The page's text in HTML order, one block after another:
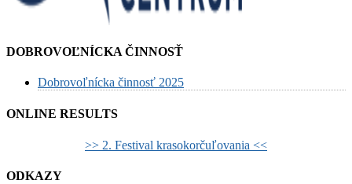
DOBROVOĽNÍCKA ČINNOSŤ
Dobrovoľnícka činnosť 2025
ONLINE RESULTS
>> 2. Festival krasokorčuľovania <<
ODKAZY